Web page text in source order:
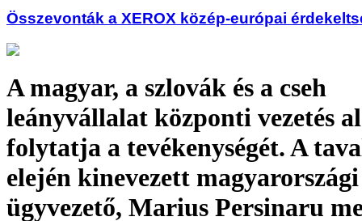
Összevonták a XEROX közép-európai
A magyar, a szlovák és a cseh
leányvállalat központi vezetés
folytatja a tevékenységét. A
elején kinevezett magyarországi
ügyvezető, Marius Persinaru